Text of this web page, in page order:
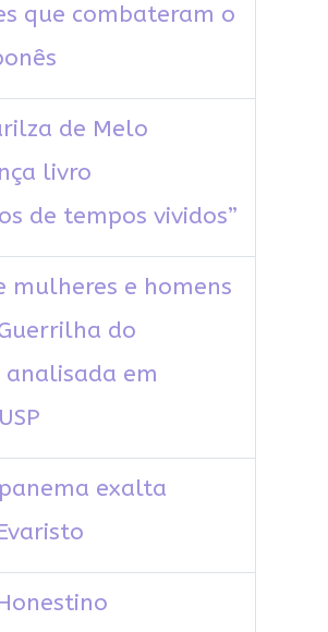
que combateram o
de Melo
livro
de tempos vividos”
mulheres e homens
do
analisada em
exalta